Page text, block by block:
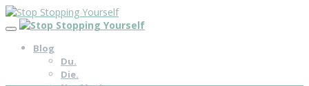
Blog
Du.
Die.